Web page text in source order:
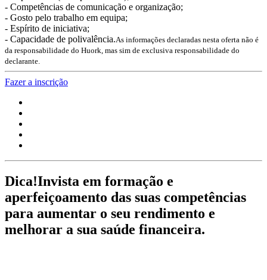
- Competências de comunicação e organização;
- Gosto pelo trabalho em equipa;
- Espírito de iniciativa;
- Capacidade de polivalência.As informações declaradas nesta oferta não é
da responsabilidade do Huork, mas sim de exclusiva responsabilidade do
declarante.
Fazer a inscrição
Dica!Invista em formação e
aperfeiçoamento das suas competências
para aumentar o seu rendimento e
melhorar a sua saúde financeira.